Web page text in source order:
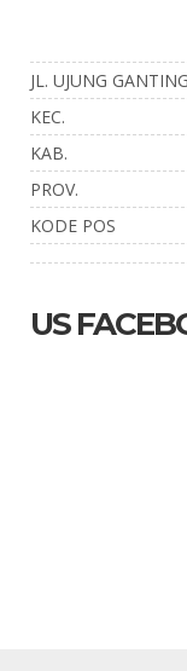
JL. UJUNG GANTING
KEC.
KAB.
PROV.
KODE POS
US